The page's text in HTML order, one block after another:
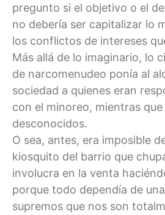
pregunto si el objetivo o el
no debería ser capitalizar lo
los conflictos de intereses
Más allá de lo imaginario, lo
de narcomenudeo ponía al
sociedad a quienes eran
con el minoreo, mientras
desconocidos.
O sea, antes, era imposible
kiosquito del barrio que
involucra en la venta
porque todo dependía de
supremos que nos son